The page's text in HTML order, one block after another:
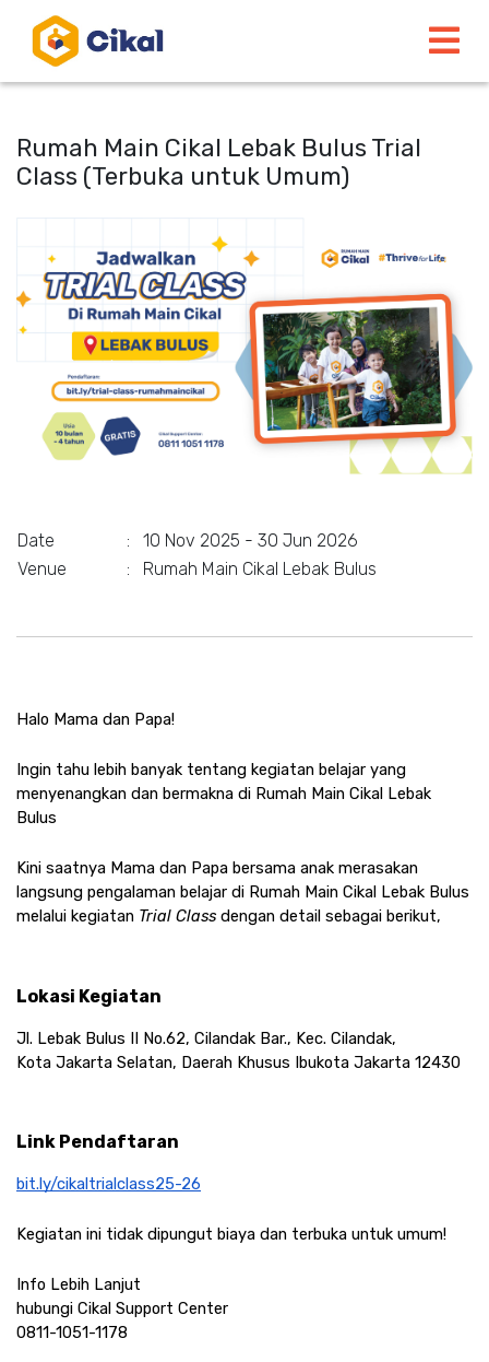
Rumah Main Cikal Lebak Bulus Trial
Class (Terbuka untuk Umum)
Date :
10 Nov 2025 - 30 Jun 2026
Venue
: Rumah Main Cikal Lebak Bulus
Halo Mama dan Papa!
Ingin tahu lebih banyak tentang kegiatan belajar yang
menyenangkan dan bermakna di Rumah Main Cikal Lebak
Bulus
Kini saatnya Mama dan Papa bersama anak merasakan
langsung pengalaman belajar di Rumah Main Cikal Lebak Bulus
melalui kegiatan Trial Class dengan detail sebagai berikut,
Lokasi Kegiatan
Jl. Lebak Bulus II No.62, Cilandak Bar., Kec. Cilandak,
Kota Jakarta Selatan, Daerah Khusus Ibukota Jakarta 12430
Link Pendaftaran
bit.ly/cikaltrialclass25-26
Kegiatan ini tidak dipungut biaya dan terbuka untuk umum!
Info Lebih Lanjut
hubungi Cikal Support Center
0811-1051-1178